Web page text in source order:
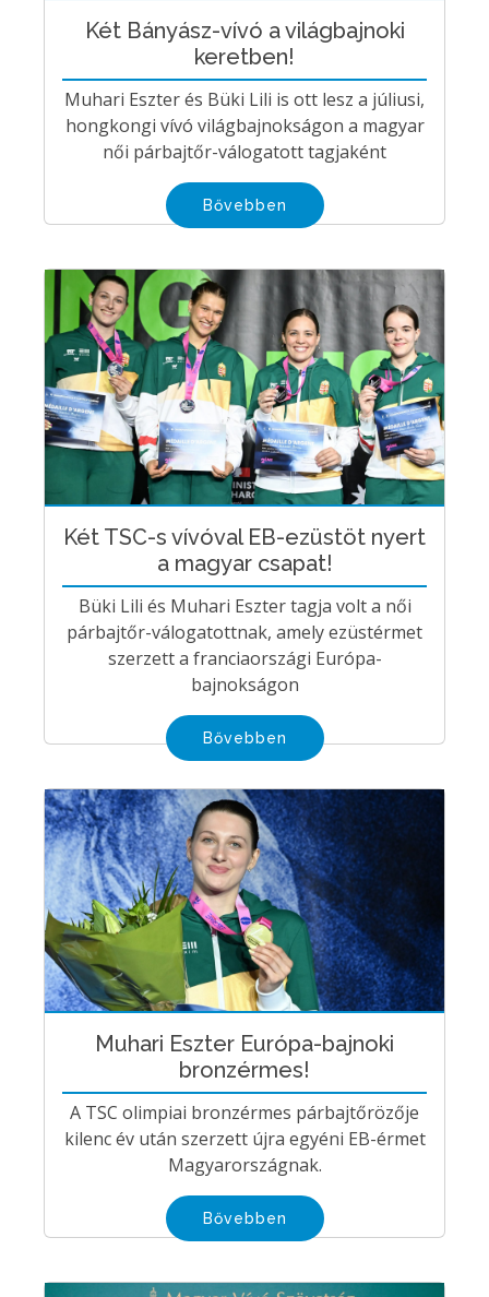
Két Bányász-vívó a világbajnoki
keretben!
Muhari Eszter és Büki Lili is ott lesz a júliusi,
hongkongi vívó világbajnokságon a magyar
női párbajtőr-válogatott tagjaként
Bővebben
Két TSC-s vívóval EB-ezüstöt nyert
a magyar csapat!
Büki Lili és Muhari Eszter tagja volt a női
párbajtőr-válogatottnak, amely ezüstérmet
szerzett a franciaországi Európa-
bajnokságon
Bővebben
Muhari Eszter Európa-bajnoki
bronzérmes!
A TSC olimpiai bronzérmes párbajtőrözője
kilenc év után szerzett újra egyéni EB-érmet
Magyarországnak.
Bővebben